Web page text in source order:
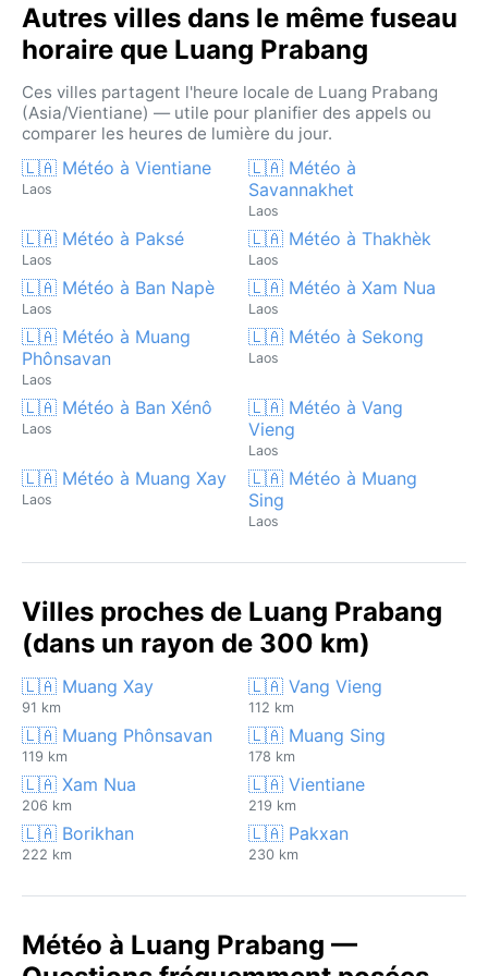
Autres villes dans le même fuseau
horaire que Luang Prabang
Ces villes partagent l'heure locale de Luang Prabang
(Asia/Vientiane) — utile pour planifier des appels ou
comparer les heures de lumière du jour.
🇱🇦 Météo à Vientiane
Laos
🇱🇦 Météo à
Savannakhet
Laos
🇱🇦 Météo à Paksé
Laos
🇱🇦 Météo à Thakhèk
Laos
🇱🇦 Météo à Ban Napè
Laos
🇱🇦 Météo à Xam Nua
Laos
🇱🇦 Météo à Muang
Phônsavan
Laos
🇱🇦 Météo à Sekong
Laos
🇱🇦 Météo à Ban Xénô
Laos
🇱🇦 Météo à Vang
Vieng
Laos
🇱🇦 Météo à Muang Xay
Laos
🇱🇦 Météo à Muang
Sing
Laos
Villes proches de Luang Prabang
(dans un rayon de 300 km)
🇱🇦 Muang Xay
91 km
🇱🇦 Vang Vieng
112 km
🇱🇦 Muang Phônsavan
119 km
🇱🇦 Muang Sing
178 km
🇱🇦 Xam Nua
206 km
🇱🇦 Vientiane
219 km
🇱🇦 Borikhan
222 km
🇱🇦 Pakxan
230 km
Météo à Luang Prabang —